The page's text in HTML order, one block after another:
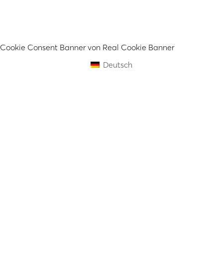
Cookie Consent Banner von Real Cookie Banner
Deutsch